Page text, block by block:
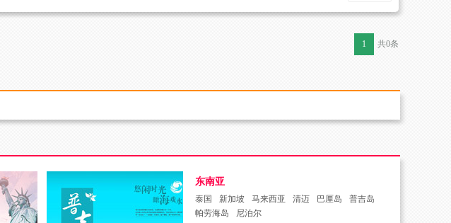
共0条
1
东南亚
泰国 新加坡 马来西亚 清迈 巴厘岛
普吉岛
帕劳海岛
尼泊尔